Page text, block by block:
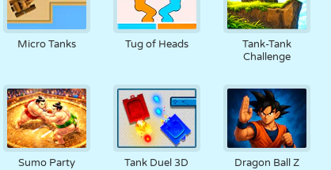
Micro Tanks Tug of Heads
Tank-Tank
Challenge
Sumo Party Tank Duel 3D Dragon Ball Z